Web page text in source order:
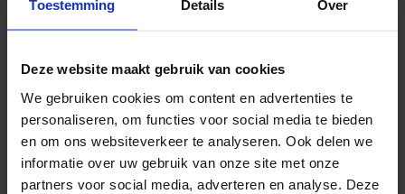
Toestemming Details Over
Deze website maakt gebruik van cookies
We gebruiken cookies om content en advertenties te
personaliseren, om functies voor social media te bieden
en om ons websiteverkeer te analyseren. Ook delen we
informatie over uw gebruik van onze site met onze
partners voor social media, adverteren en analyse. Deze
Breed assortiment
Topmerken: Ontdek gerenommeerde merken zoals Auping,
Schramm en Swissflex in onze showroom.
Proefliggen en testen: Test onze producten in een
ontspannen sfeer en ontdek wat het beste bij u past.
Maatwerk: Laat uw bed of matras op maat maken voor
ultiem comfort en ondersteuning.
Uitgebreide garanties: Wij bieden hoogwaardige producten
met uitstekende garantievoorwaarden.